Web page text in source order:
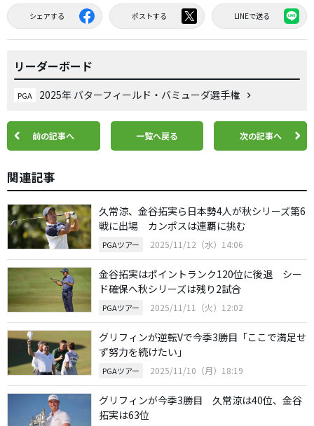
シェアする ポストする LINEで送る
リーダーボード
PGA 2025年 バターフィールド・バミューダ選手権
前の記事へ 一覧へ戻る 次の記事へ
関連記事
久常涼、金谷拓実ら日本勢4人が秋シリーズ第6
戦に出場 カンポスは連覇に挑む
PGAツアー 2025/11/12（水）14:06
金谷拓実はポイントランク120位に後退 シー
ド確保へ秋シリーズは残り2試合
PGAツアー 2025/11/11（火）12:02
グリフィンが逆転Vで今季3勝目「ここで満足せ
ず努力を続けたい」
PGAツアー 2025/11/10（月）18:19
グリフィンが今季3勝目 久常涼は40位、金谷
拓実は63位